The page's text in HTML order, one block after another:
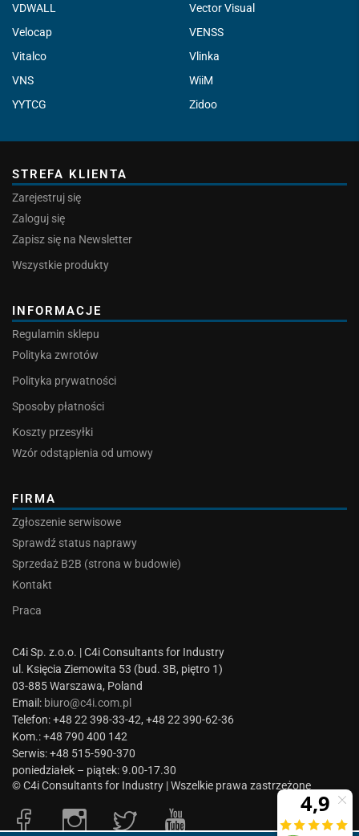
VDWALL
Vector Visual
Velocap
VENSS
Vitalco
Vlinka
VNS
WiiM
YYTCG
Zidoo
STREFA KLIENTA
Zarejestruj się
Zaloguj się
Zapisz się na Newsletter
Wszystkie produkty
INFORMACJE
Regulamin sklepu
Polityka zwrotów
Polityka prywatności
Sposoby płatności
Koszty przesyłki
Wzór odstąpienia od umowy
FIRMA
Zgłoszenie serwisowe
Sprawdź status naprawy
Sprzedaż B2B (strona w budowie)
Kontakt
Praca
C4i Sp. z.o.o. | C4i Consultants for Industry
ul. Księcia Ziemowita 53 (bud. 3B, piętro 1)
03-885 Warszawa, Poland
Email: biuro@c4i.com.pl
Telefon: +48 22 398-33-42, +48 22 390-62-36
Kom.: +48 790 400 142
Serwis: +48 515-590-370
poniedziałek – piątek: 9.00-17.30
© C4i Consultants for Industry | Wszelkie prawa zastrzeżone